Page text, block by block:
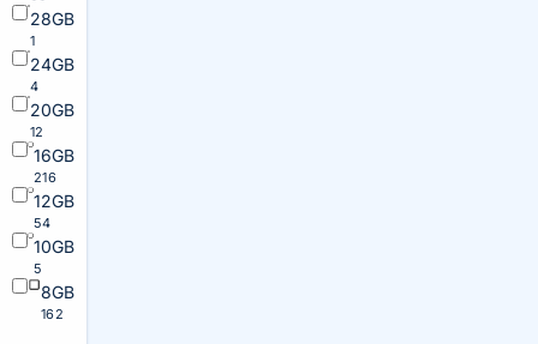
28GB
1
24GB
4
20GB
12
16GB
216
12GB
54
10GB
5
8GB
162